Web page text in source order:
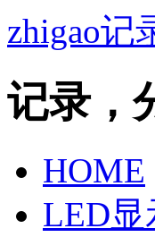
zhigao记
记录，
HOME
LED显